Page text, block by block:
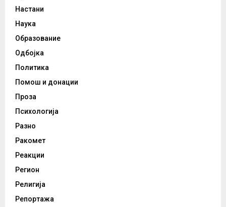
Настани
Наука
Образование
Одбојка
Политика
Помош и донации
Проза
Психологија
Разно
Ракомет
Реакции
Регион
Религија
Репортажа